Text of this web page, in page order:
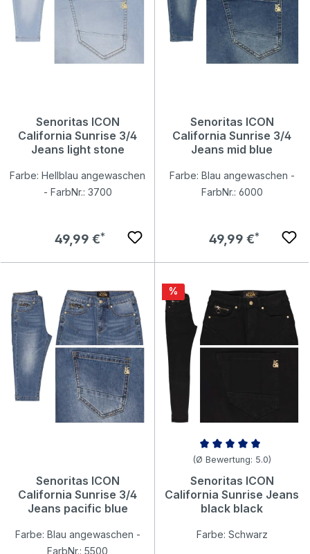
Senoritas ICON
California Sunrise 3/4
Jeans light stone
Farbe: Hellblau angewaschen
- FarbNr.: 3700
Regulärer Preis:
49,99 €
Senoritas ICON
California Sunrise 3/4
Jeans mid blue
Farbe: Blau angewaschen -
FarbNr.: 6000
Regulärer Preis:
49,99 €
Senoritas ICON
California Sunrise 3/4
Jeans pacific blue
Farbe: Blau angewaschen -
FarbNr.: 5500
Rabatt
%
Durchschnittliche Bewertung
(Ø Bewertung: 5.0)
Senoritas ICON
California Sunrise Jeans
black black
Farbe: Schwarz